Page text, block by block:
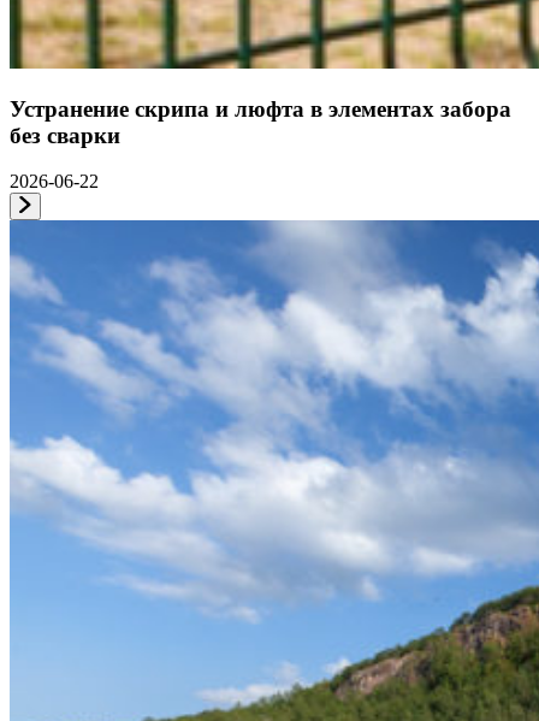
Устранение скрипа и люфта в элементах забора
без сварки
2026-06-22